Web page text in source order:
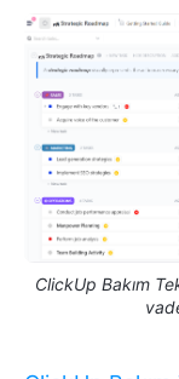
ClickUp Bakım